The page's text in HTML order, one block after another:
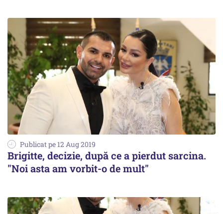
Publicat pe 12 Aug 2019
Brigitte, decizie, după ce a pierdut sarcina.
"Noi asta am vorbit-o de mult"